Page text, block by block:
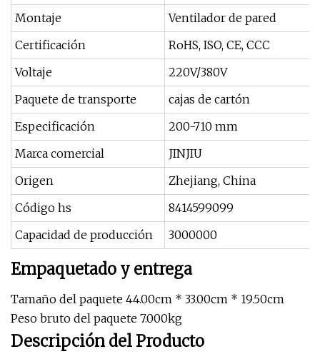
Montaje
Ventilador de pared
Certificación
RoHS, ISO, CE, CCC
Voltaje
220V/380V
Paquete de transporte
cajas de cartón
Especificación
200-710 mm
Marca comercial
JINJIU
Origen
Zhejiang, China
Código hs
8414599099
Capacidad de producción
3000000
Empaquetado y entrega
Tamaño del paquete 44.00cm * 33.00cm * 19.50cm
Peso bruto del paquete 7.000kg
Descripción del Producto